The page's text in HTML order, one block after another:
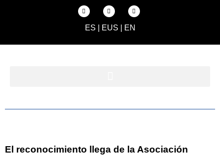
ES EUS EN
El reconocimiento llega de la Asociación